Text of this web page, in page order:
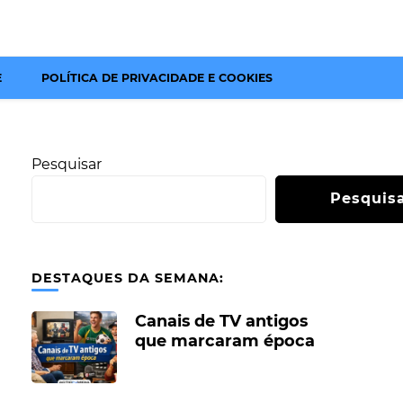
POLÍTICA DE PRIVACIDADE E COOKIES
Pesquisar
DESTAQUES DA SEMANA:
Canais de TV antigos
que marcaram época